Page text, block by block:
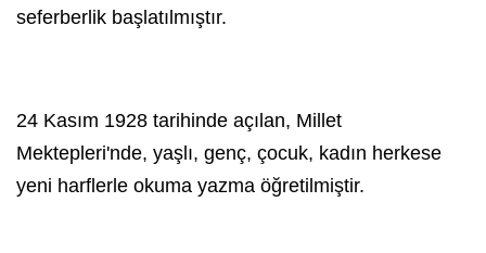
seferberlik başlatılmıştır.
24 Kasım 1928 tarihinde açılan, Millet
Mektepleri'nde, yaşlı, genç, çocuk, kadın herkese
yeni harflerle okuma yazma öğretilmiştir.